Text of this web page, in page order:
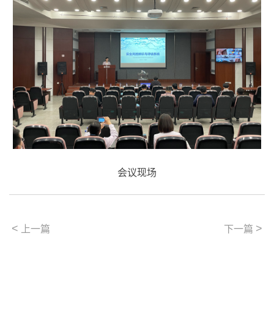
会议现场
< 上一篇 下一篇 >